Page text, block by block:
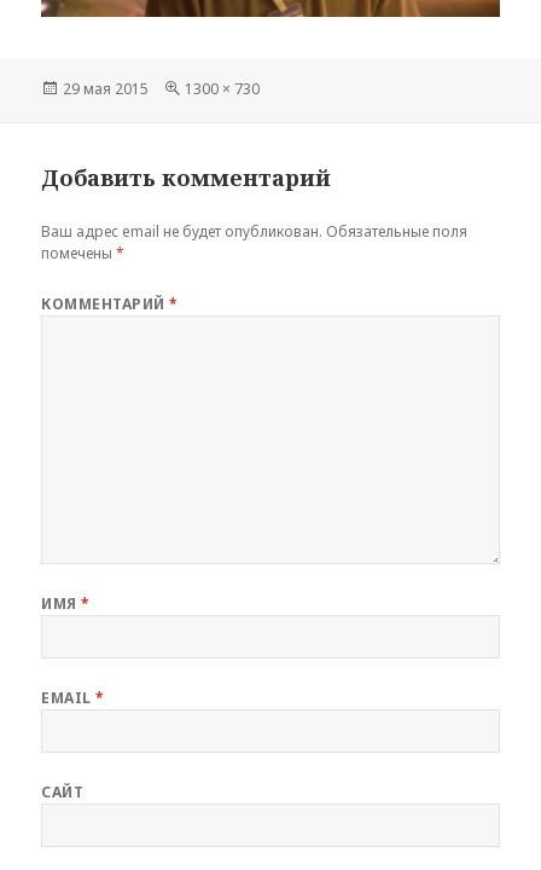
Опубликовано
29 мая 2015
Полный
1300 × 730
Добавить комментарий
Ваш адрес email не будет опубликован. Обязательные поля
помечены*
КОММЕНТАРИЙ*
ИМЯ*
EMAIL*
САЙТ